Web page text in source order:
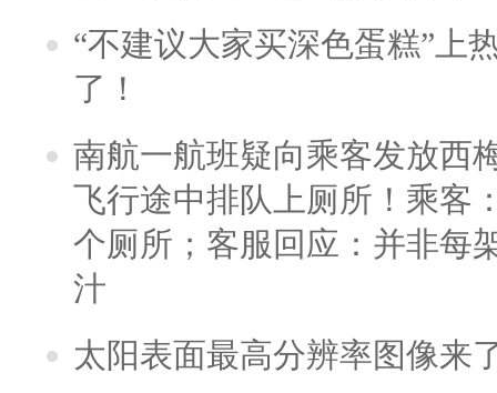
“不建议大家买深色蛋糕”上
了！
南航一航班疑向乘客发放西
飞行途中排队上厕所！乘客
个厕所；客服回应：并非每
汁
太阳表面最高分辨率图像来